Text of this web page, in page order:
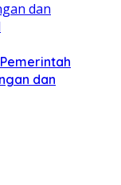
dan